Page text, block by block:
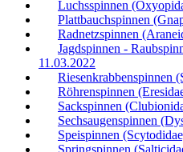
Luchsspinnen
Plattbauchspinnen
Radnetzspinnen
Jagdspinnen -
11.03.2022
Riesenkrabbenspinnen
Röhrenspinnen
Sackspinnen
Sechsaugenspinnen
Speispinnen